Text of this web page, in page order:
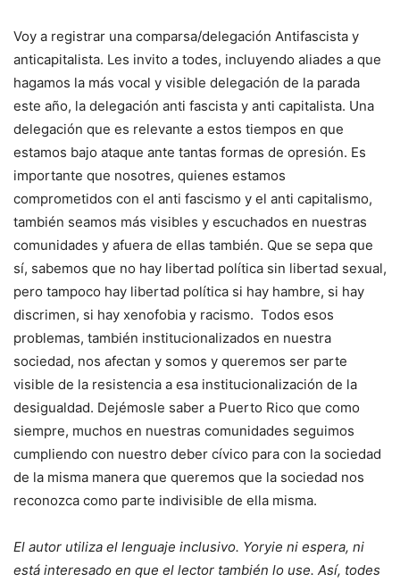
Voy a registrar una comparsa/delegación Antifascista y
anticapitalista. Les invito a todes, incluyendo aliades a que
hagamos la más vocal y visible delegación de la parada
este año, la delegación anti fascista y anti capitalista. Una
delegación que es relevante a estos tiempos en que
estamos bajo ataque ante tantas formas de opresión. Es
importante que nosotres, quienes estamos
comprometidos con el anti fascismo y el anti capitalismo,
también seamos más visibles y escuchados en nuestras
comunidades y afuera de ellas también. Que se sepa que
sí, sabemos que no hay libertad política sin libertad sexual,
pero tampoco hay libertad política si hay hambre, si hay
discrimen, si hay xenofobia y racismo. Todos esos
problemas, también institucionalizados en nuestra
sociedad, nos afectan y somos y queremos ser parte
visible de la resistencia a esa institucionalización de la
desigualdad. Dejémosle saber a Puerto Rico que como
siempre, muchos en nuestras comunidades seguimos
cumpliendo con nuestro deber cívico para con la sociedad
de la misma manera que queremos que la sociedad nos
reconozca como parte indivisible de ella misma.
El autor utiliza el lenguaje inclusivo. Yoryie ni espera, ni
está interesado en que el lector también lo use. Así, todes